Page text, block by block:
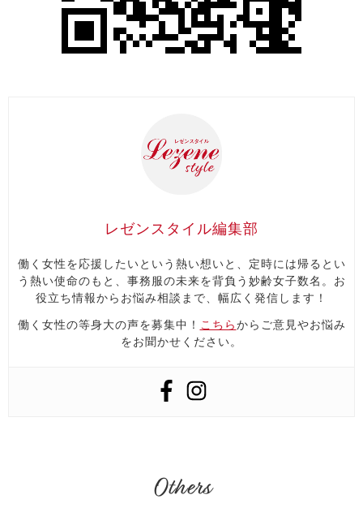
レゼンスタイル編集部
働く女性を応援したいという熱い想いと、定時には帰るとい
う熱い使命のもと、事務服の未来を背負う妙齢女子数名。お
役立ち情報からお悩み相談まで、幅広く発信します！
働く女性の等身大の声を募集中！ こちらからご意見やお悩み
をお聞かせください。
Others